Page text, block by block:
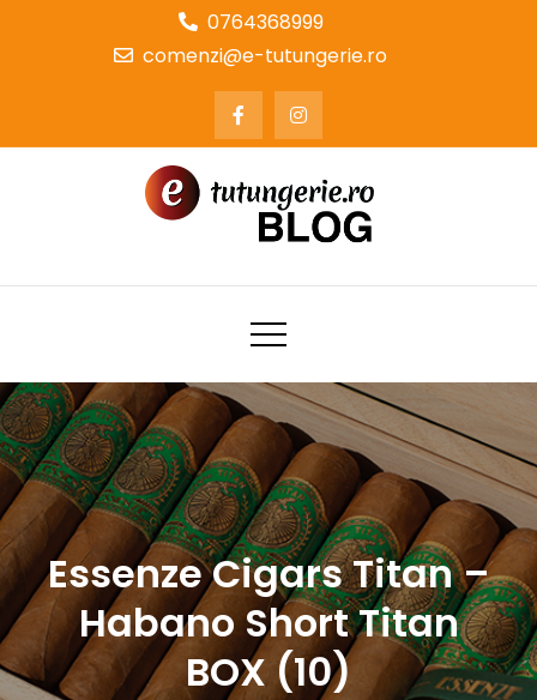
0764368999
comenzi@e-tutungerie.ro
Essenze Cigars Titan –
Habano Short Titan
BOX (10)